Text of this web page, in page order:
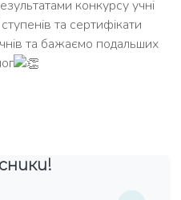
конкурсу учні
ступенів та сертифікати
та бажаємо подальших